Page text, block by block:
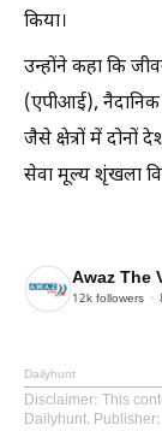
किया।
उन्होंने कहा कि
(एपीआई), नैदानिक
जैसे क्षेत्रों में दोनों
सेवा मूल्य शृंखला
Awaz The
12k followers
Dailyhunt
Disclaimer: This
Dailyhunt.